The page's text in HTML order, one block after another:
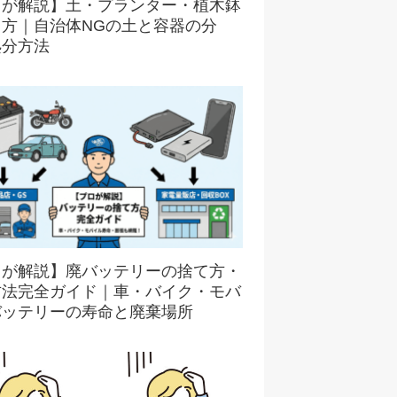
解説】土・プランター・植木鉢
｜自治体NGの土と容器の分
方法
解説】廃バッテリーの捨て方・
完全ガイド｜車・バイク・モバ
テリーの寿命と廃棄場所